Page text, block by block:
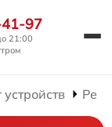
97
21:00
устройств